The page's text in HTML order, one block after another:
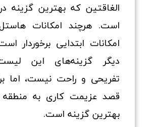
الغاقتین که بهترین گزینه
است. هرچند امکانات هاستل
امکانات ابتدایی برخوردار
دیگر گزینه‌های این
تفریحی و راحت نیست، اما
قصد عزیمت کاری به منطقه
بهترین گزینه است.